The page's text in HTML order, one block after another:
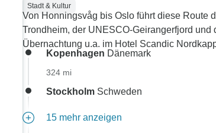
Stadt & Kultur
Von Honningsvåg bis Oslo führt diese Route
Trondheim, der UNESCO-Geirangerfjord
Übernachtung u.a. im Hotel Scandic
Kopenhagen Dänemark
324 mi
Stockholm Schweden
15 mehr anzeigen